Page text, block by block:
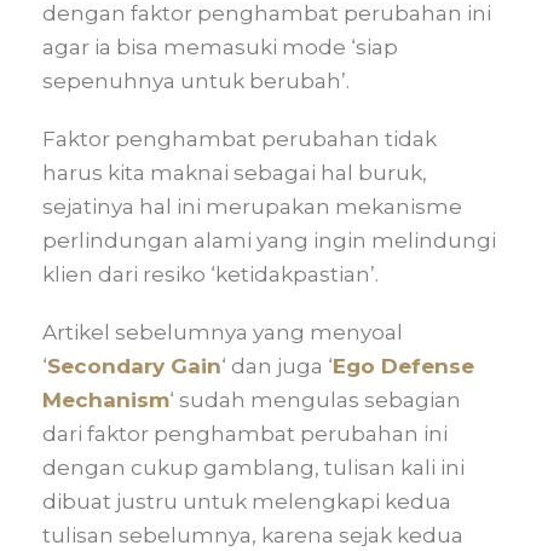
dengan faktor penghambat perubahan ini
agar ia bisa memasuki mode ‘siap
sepenuhnya untuk berubah’.
Faktor penghambat perubahan tidak
harus kita maknai sebagai hal buruk,
sejatinya hal ini merupakan mekanisme
perlindungan alami yang ingin melindungi
klien dari resiko ‘ketidakpastian’.
Artikel sebelumnya yang menyoal
‘Secondary Gain‘ dan juga ‘Ego Defense
Mechanism‘ sudah mengulas sebagian
dari faktor penghambat perubahan ini
dengan cukup gamblang, tulisan kali ini
dibuat justru untuk melengkapi kedua
tulisan sebelumnya, karena sejak kedua